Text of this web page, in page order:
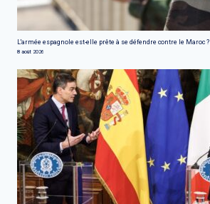
L'armée espagnole est-elle prête à se défendre contre le Maroc ?
8 août 2026